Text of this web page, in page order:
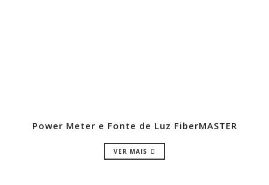
Power Meter e Fonte de Luz FiberMASTER
VER MAIS